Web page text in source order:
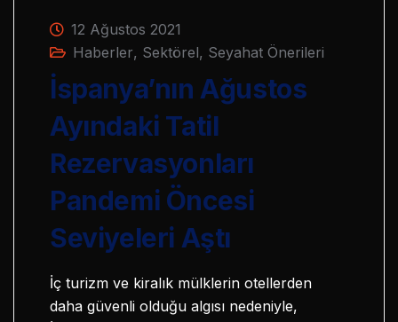
12 Ağustos 2021
Haberler, Sektörel, Seyahat Önerileri
İspanya’nın Ağustos
Ayındaki Tatil
Rezervasyonları
Pandemi Öncesi
Seviyeleri Aştı
İç turizm ve kiralık mülklerin otellerden
daha güvenli olduğu algısı nedeniyle,